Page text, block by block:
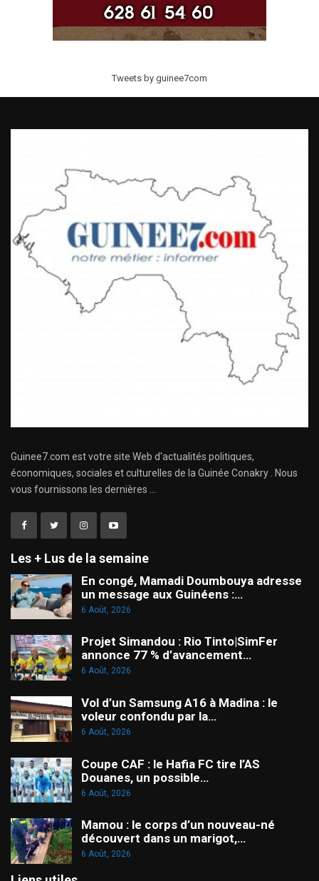
Tweets by guinee7com
Guinee7.com est votre site Web d'actualités politiques,
économiques, sociales et culturelles de la Guinée Conakry . Nous
vous fournissons les dernières ...
Les + Lus de la semaine
En congé, Mamadi Doumbouya adresse
un message aux Guinéens :…
6 Août, 2026
Projet Simandou : Rio Tinto|SimFer
annonce 77 % d’avancement…
6 Août, 2026
Vol d’un Samsung A16 à Madina : le
voleur confondu par la…
6 Août, 2026
Coupe CAF : le Hafia FC tire l’AS
Douanes, un possible…
6 Août, 2026
Mamou : le corps d’un nouveau-né
découvert dans un marigot,…
6 Août, 2026